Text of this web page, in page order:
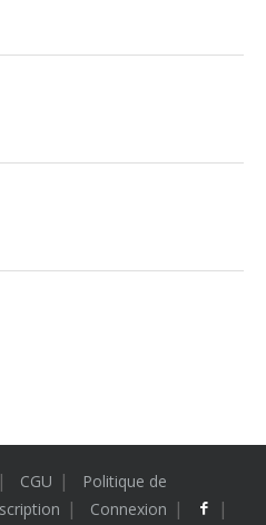
CGU
Politique de
Connexion